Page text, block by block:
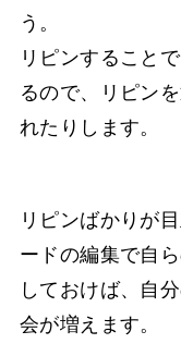
う。
リピンすること
るので、リピン
れたりします。
リピンばかりが
ードの編集で自
しておけば、自
会が増えます。